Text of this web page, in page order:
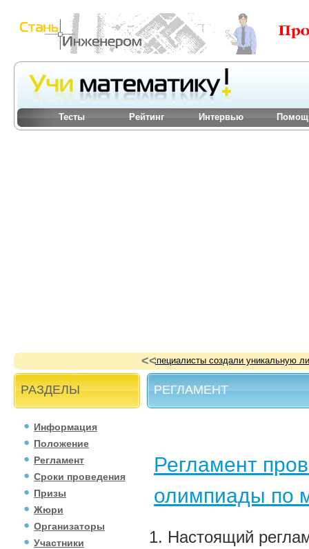
Тесты Рейтинг Интервью
<< Стенд проекта «Стань
РАЗДЕЛЫ
Информация
Положение
Регламент
Сроки проведения
Призы
Жюри
Организаторы
Участники
РЕГЛАМЕНТ
Регламент
олимпиады по
Настоящий